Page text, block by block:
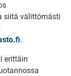
siitä välittömästi
.
erittäin